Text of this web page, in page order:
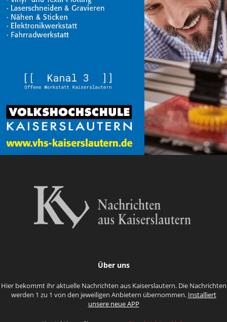
Über uns
Hier bekommt ihr aktuelle Nachrichten aus Kaiserslautern. Die Nachrichten
werden 1 zu 1 von den jeweiligen Anbietern übernommen. Installiert
unsere neue APP